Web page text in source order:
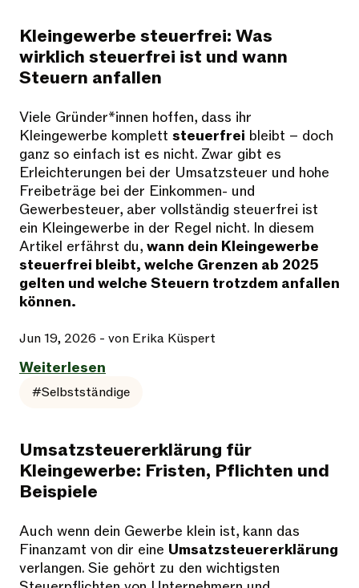
Kleingewerbe steuerfrei: Was
wirklich steuerfrei ist und wann
Steuern anfallen
Viele Gründer*innen hoffen, dass ihr
Kleingewerbe komplett steuerfrei bleibt – doch
ganz so einfach ist es nicht. Zwar gibt es
Erleichterungen bei der Umsatzsteuer und hohe
Freibeträge bei der Einkommen- und
Gewerbesteuer, aber vollständig steuerfrei ist
ein Kleingewerbe in der Regel nicht. In diesem
Artikel erfährst du, wann dein Kleingewerbe
steuerfrei bleibt, welche Grenzen ab 2025
gelten und welche Steuern trotzdem anfallen
können.
Jun 19, 2026 - von Erika Küspert
Weiterlesen
#Selbstständige
Umsatzsteuererklärung für
Kleingewerbe: Fristen, Pflichten und
Beispiele
Auch wenn dein Gewerbe klein ist, kann das
Finanzamt von dir eine Umsatzsteuererklärung
verlangen. Sie gehört zu den wichtigsten